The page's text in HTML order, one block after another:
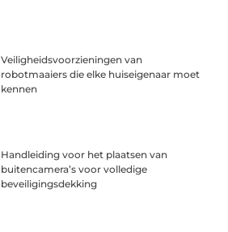
Veiligheidsvoorzieningen van
robotmaaiers die elke huiseigenaar moet
kennen
Handleiding voor het plaatsen van
buitencamera’s voor volledige
beveiligingsdekking